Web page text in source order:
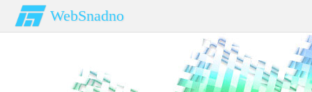
WebSnadno